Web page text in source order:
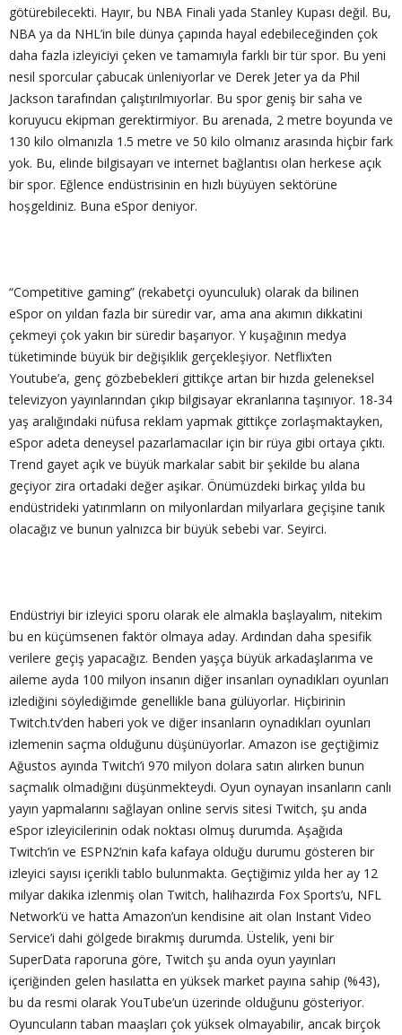
götürebilecekti. Hayır, bu NBA Finali yada Stanley Kupası değil. Bu,
NBA ya da NHL’in bile dünya çapında hayal edebileceğinden çok
daha fazla izleyiciyi çeken ve tamamıyla farklı bir tür spor. Bu yeni
nesil sporcular çabucak ünleniyorlar ve Derek Jeter ya da Phil
Jackson tarafından çalıştırılmıyorlar. Bu spor geniş bir saha ve
koruyucu ekipman gerektirmiyor. Bu arenada, 2 metre boyunda ve
130 kilo olmanızla 1.5 metre ve 50 kilo olmanız arasında hiçbir fark
yok. Bu, elinde bilgisayarı ve internet bağlantısı olan herkese açık
bir spor. Eğlence endüstrisinin en hızlı büyüyen sektörüne
hoşgeldiniz. Buna eSpor deniyor.
“Competitive gaming” (rekabetçi oyunculuk) olarak da bilinen
eSpor on yıldan fazla bir süredir var, ama ana akımın dikkatini
çekmeyi çok yakın bir süredir başarıyor. Y kuşağının medya
tüketiminde büyük bir değişiklik gerçekleşiyor. Netflix’ten
Youtube’a, genç gözbebekleri gittikçe artan bir hızda geleneksel
televizyon yayınlarından çıkıp bilgisayar ekranlarına taşınıyor. 18-34
yaş aralığındaki nüfusa reklam yapmak gittikçe zorlaşmaktayken,
eSpor adeta deneysel pazarlamacılar için bir rüya gibi ortaya çıktı.
Trend gayet açık ve büyük markalar sabit bir şekilde bu alana
geçiyor zira ortadaki değer aşikar. Önümüzdeki birkaç yılda bu
endüstrideki yatırımların on milyonlardan milyarlara geçişine tanık
olacağız ve bunun yalnızca bir büyük sebebi var. Seyirci.
Endüstriyi bir izleyici sporu olarak ele almakla başlayalım, nitekim
bu en küçümsenen faktör olmaya aday. Ardından daha spesifik
verilere geçiş yapacağız. Benden yaşça büyük arkadaşlarıma ve
aileme ayda 100 milyon insanın diğer insanları oynadıkları oyunları
izlediğini söylediğimde genellikle bana gülüyorlar. Hiçbirinin
Twitch.tv’den haberi yok ve diğer insanların oynadıkları oyunları
izlemenin saçma olduğunu düşünüyorlar. Amazon ise geçtiğimiz
Ağustos ayında Twitch’i 970 milyon dolara satın alırken bunun
saçmalık olmadığını düşünmekteydi. Oyun oynayan insanların canlı
yayın yapmalarını sağlayan online servis sitesi Twitch, şu anda
eSpor izleyicilerinin odak noktası olmuş durumda. Aşağıda
Twitch’in ve ESPN2’nin kafa kafaya olduğu durumu gösteren bir
izleyici sayısı içerikli tablo bulunmakta. Geçtiğimiz yılda her ay 12
milyar dakika izlenmiş olan Twitch, halihazırda Fox Sports’u, NFL
Network’ü ve hatta Amazon’un kendisine ait olan Instant Video
Service’i dahi gölgede bırakmış durumda. Üstelik, yeni bir
SuperData raporuna göre, Twitch şu anda oyun yayınları
içeriğinden gelen hasılatta en yüksek market payına sahip (%43),
bu da resmi olarak YouTube’un üzerinde olduğunu gösteriyor.
Oyuncuların taban maaşları çok yüksek olmayabilir, ancak birçok